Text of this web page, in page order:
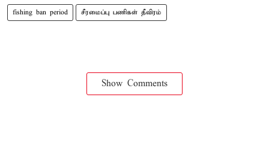
fishing ban period சீரமைப்பு பணிகள் தீவிரம்
Show Comments